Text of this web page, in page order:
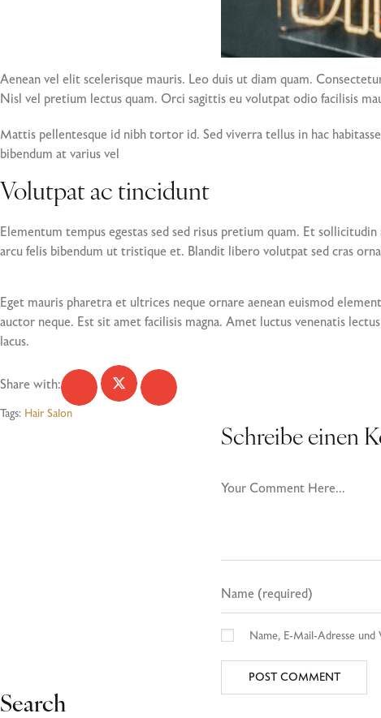
Aenean vel elit scelerisque mauris. Leo duis ut diam quam.
Nisl vel pretium lectus quam. Orci sagittis eu volutpat odio facilisis
Mattis pellentesque id nibh tortor id. Sed viverra tellus in hac
bibendum at varius vel
Volutpat ac tincidunt
Elementum tempus egestas sed sed risus pretium quam. Et
arcu felis bibendum ut tristique et. Blandit libero volutpat sed cras
Eget mauris pharetra et ultrices neque ornare aenean euismod
auctor neque. Est sit amet facilisis magna. Amet luctus venenatis
lacus.
Share with:
Tags: Hair Salon
Schreibe einen
Name, E-Mail-Adresse
Search